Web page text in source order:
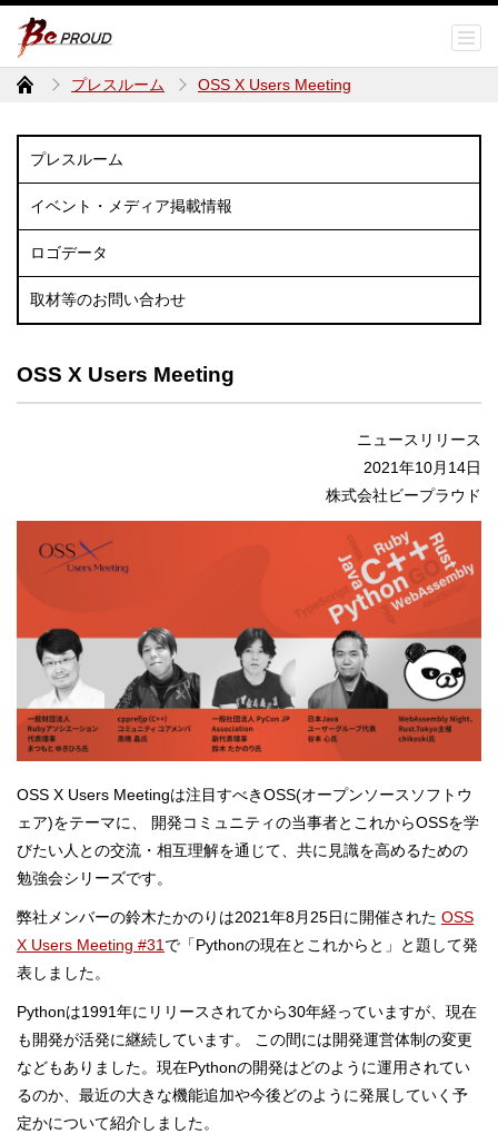
プレスルーム OSS X Users Meeting
プレスルーム
イベント・メディア掲載情報
ロゴデータ
取材等のお問い合わせ
OSS X Users Meeting
ニュースリリース
2021年10月14日
株式会社ビープラウド
OSS X Users Meetingは注目すべきOSS(オープンソースソフトウ
ェア)をテーマに、 開発コミュニティの当事者とこれからOSSを学
びたい人との交流・相互理解を通じて、共に見識を高めるための
勉強会シリーズです。
弊社メンバーの鈴木たかのりは2021年8月25日に開催された OSS
X Users Meeting #31で「Pythonの現在とこれからと」と題して発
表しました。
Pythonは1991年にリリースされてから30年経っていますが、現在
も開発が活発に継続しています。 この間には開発運営体制の変更
などもありました。現在Pythonの開発はどのように運用されてい
るのか、最近の大きな機能追加や今後どのように発展していく予
定かについて紹介しました。